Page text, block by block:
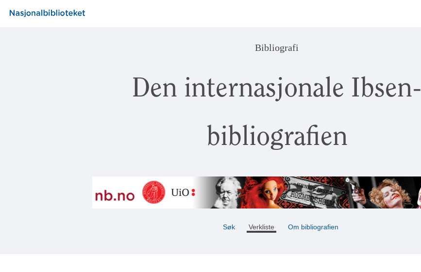
Bibliografi
Den internasjonale Ibsen-
bibliografien
Søk Verkliste Om bibliografien